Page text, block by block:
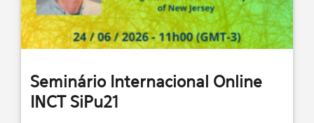
Seminário Internacional Online
INCT SiPu21